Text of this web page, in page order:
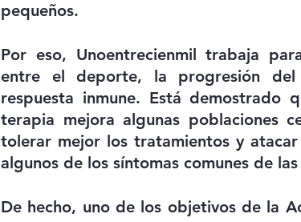
pequeños.
Por eso, Unoentrecienmil trabaja
entre el deporte, la progresión
respuesta inmune. Está demostrado
terapia mejora algunas poblaciones
tolerar mejor los tratamientos y
algunos de los síntomas comunes de
De hecho, uno de los objetivos de la